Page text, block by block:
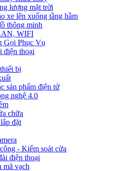
lượng mặt trời
xe lên xuống tầng hầm
thông minh
WIFI
Gọi Phục Vụ
điện thoại
bị
sản phẩm điện tử
nghệ 4.0
chữa
đặt
- Kiểm soát cửa
điện thoại
mã vạch